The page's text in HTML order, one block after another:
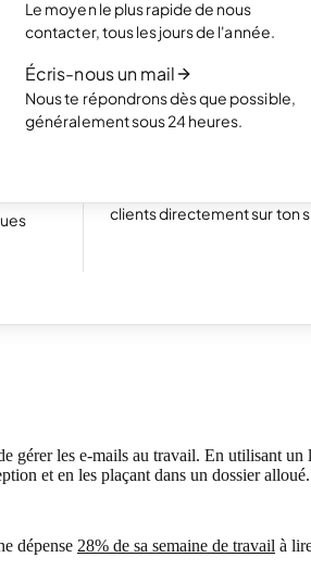
Le moyen le plus rapide de nous
contacter, tous les jours de l'année.
Écris-nous un mail
Nous te répondrons dès que possible,
généralement sous 24 heures.
Mets en valeur tes meilleurs
portfolio élégant.
Boutique en ligne
Lance ta boutique et
produits en ligne
clients directement sur ton
SaneBox ?
gérer les e-mails au travail. En utilisant
et en les plaçant dans un dossier alloué.
dépense 28% de sa semaine de travail à